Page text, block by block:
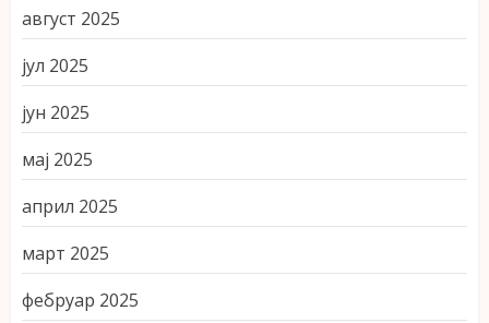
август 2025
јул 2025
јун 2025
мај 2025
април 2025
март 2025
фебруар 2025